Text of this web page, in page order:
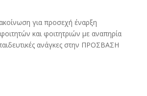
για προσεχή έναρξη
και φοιτητριών με αναπηρία
ανάγκες στην ΠΡΟΣΒΑΣΗ